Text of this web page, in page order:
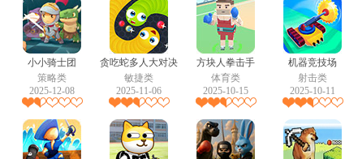
小小骑士团
策略类
2025-12-08
贪吃蛇多人大对决
2
敏捷类
2025-11-06
方块人拳击手
体育类
2025-10-15
机器竞技场
射击类
2025-10-11